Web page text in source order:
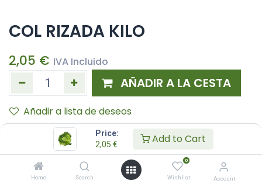
Price:
2,05 € Add to Cart
Home Search
0
Wishlist Account
COL RIZADA KILO
2,05 € IVA Incluido
AÑADIR A LA CESTA
Añadir a lista de deseos